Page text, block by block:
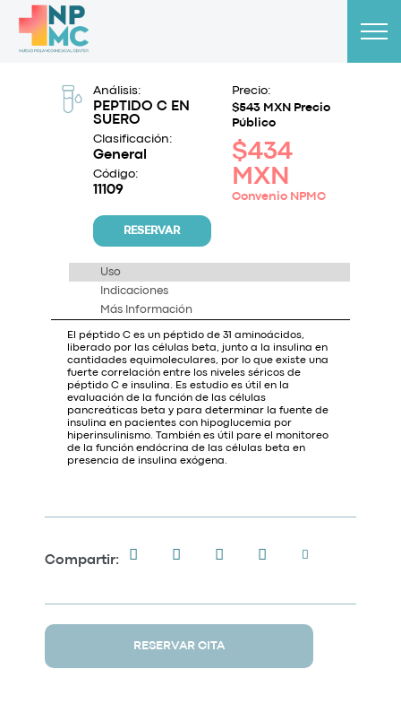
Análisis:
PEPTIDO C EN
SUERO
Clasificación:
General
Código:
11109
RESERVAR
Precio:
$543 MXN Precio
Público
$434
MXN
Convenio NPMC
Uso
Indicaciones
Más Información
El péptido C es un péptido de 31 aminoácidos,
liberado por las células beta, junto a la insulina en
cantidades equimoleculares, por lo que existe una
fuerte correlación entre los niveles séricos de
péptido C e insulina. Es estudio es útil en la
evaluación de la función de las células
pancreáticas beta y para determinar la fuente de
insulina en pacientes con hipoglucemia por
hiperinsulinismo. También es útil pare el monitoreo
de la función endócrina de las células beta en
presencia de insulina exógena.
Compartir:
RESERVAR CITA